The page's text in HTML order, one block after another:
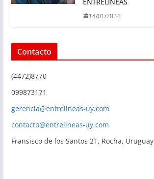
14/01/2024
Contacto
(4472)8770
099873171
gerencia@entrelineas-uy.com
contacto@entrelineas-uy.com
Fransisco de los Santos 21, Rocha, Uruguay